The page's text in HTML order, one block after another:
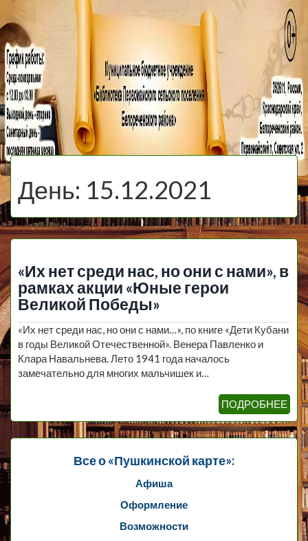
МБУ Библиотека
Первомайского
Сельского
Поселения
День: 15.12.2021
«Их нет среди нас, но они с нами», в
рамках акции «Юные герои
Великой Победы»
«Их нет среди нас, но они с нами…», по книге «Дети Кубани
в годы Великой Отечественной». Венера Павленко и
Клара Навальнева. Лето 1941 года началось
замечательно для многих мальчишек и…
ПОДРОБНЕЕ
Все о «Пушкинской карте»:
Афиша
Оформление
Возможности